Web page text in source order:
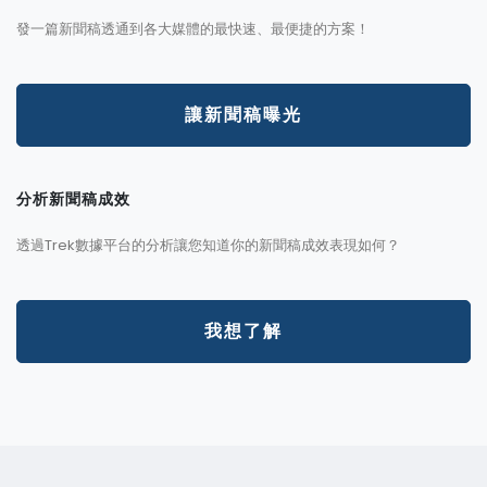
發一篇新聞稿透通到各大媒體的最快速、最便捷的方案！
讓新聞稿曝光
分析新聞稿成效
透過Trek數據平台的分析讓您知道你的新聞稿成效表現如何？
我想了解